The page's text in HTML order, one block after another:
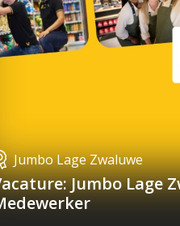
Jumbo Lage Zwaluwe
Jumbo Lage